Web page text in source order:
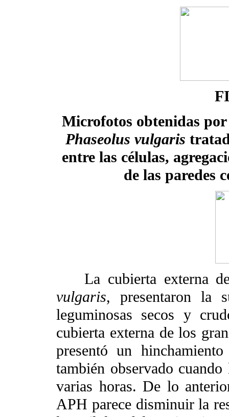
Microfotos obtenidas
Phaseolus vulgaris
entre las células,
de las paredes
La cubierta externa
vulgaris, presentaron la
leguminosas secos y
cubierta externa de los
presentó un
también observado
varias horas. De lo
APH parece disminuir la